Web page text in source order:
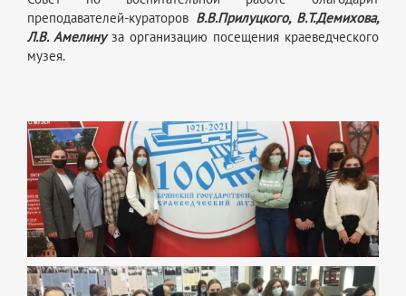
преподавателей-кураторов В.В.Прилуцкого, В.Т.Демихова,
Л.В. Амелинуза организацию посещения краеведческого
музея.